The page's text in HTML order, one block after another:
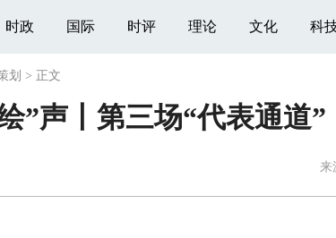
时政 国际 时评 理论 文化 科
划 > 正文
”声丨第三场“代表通道
来